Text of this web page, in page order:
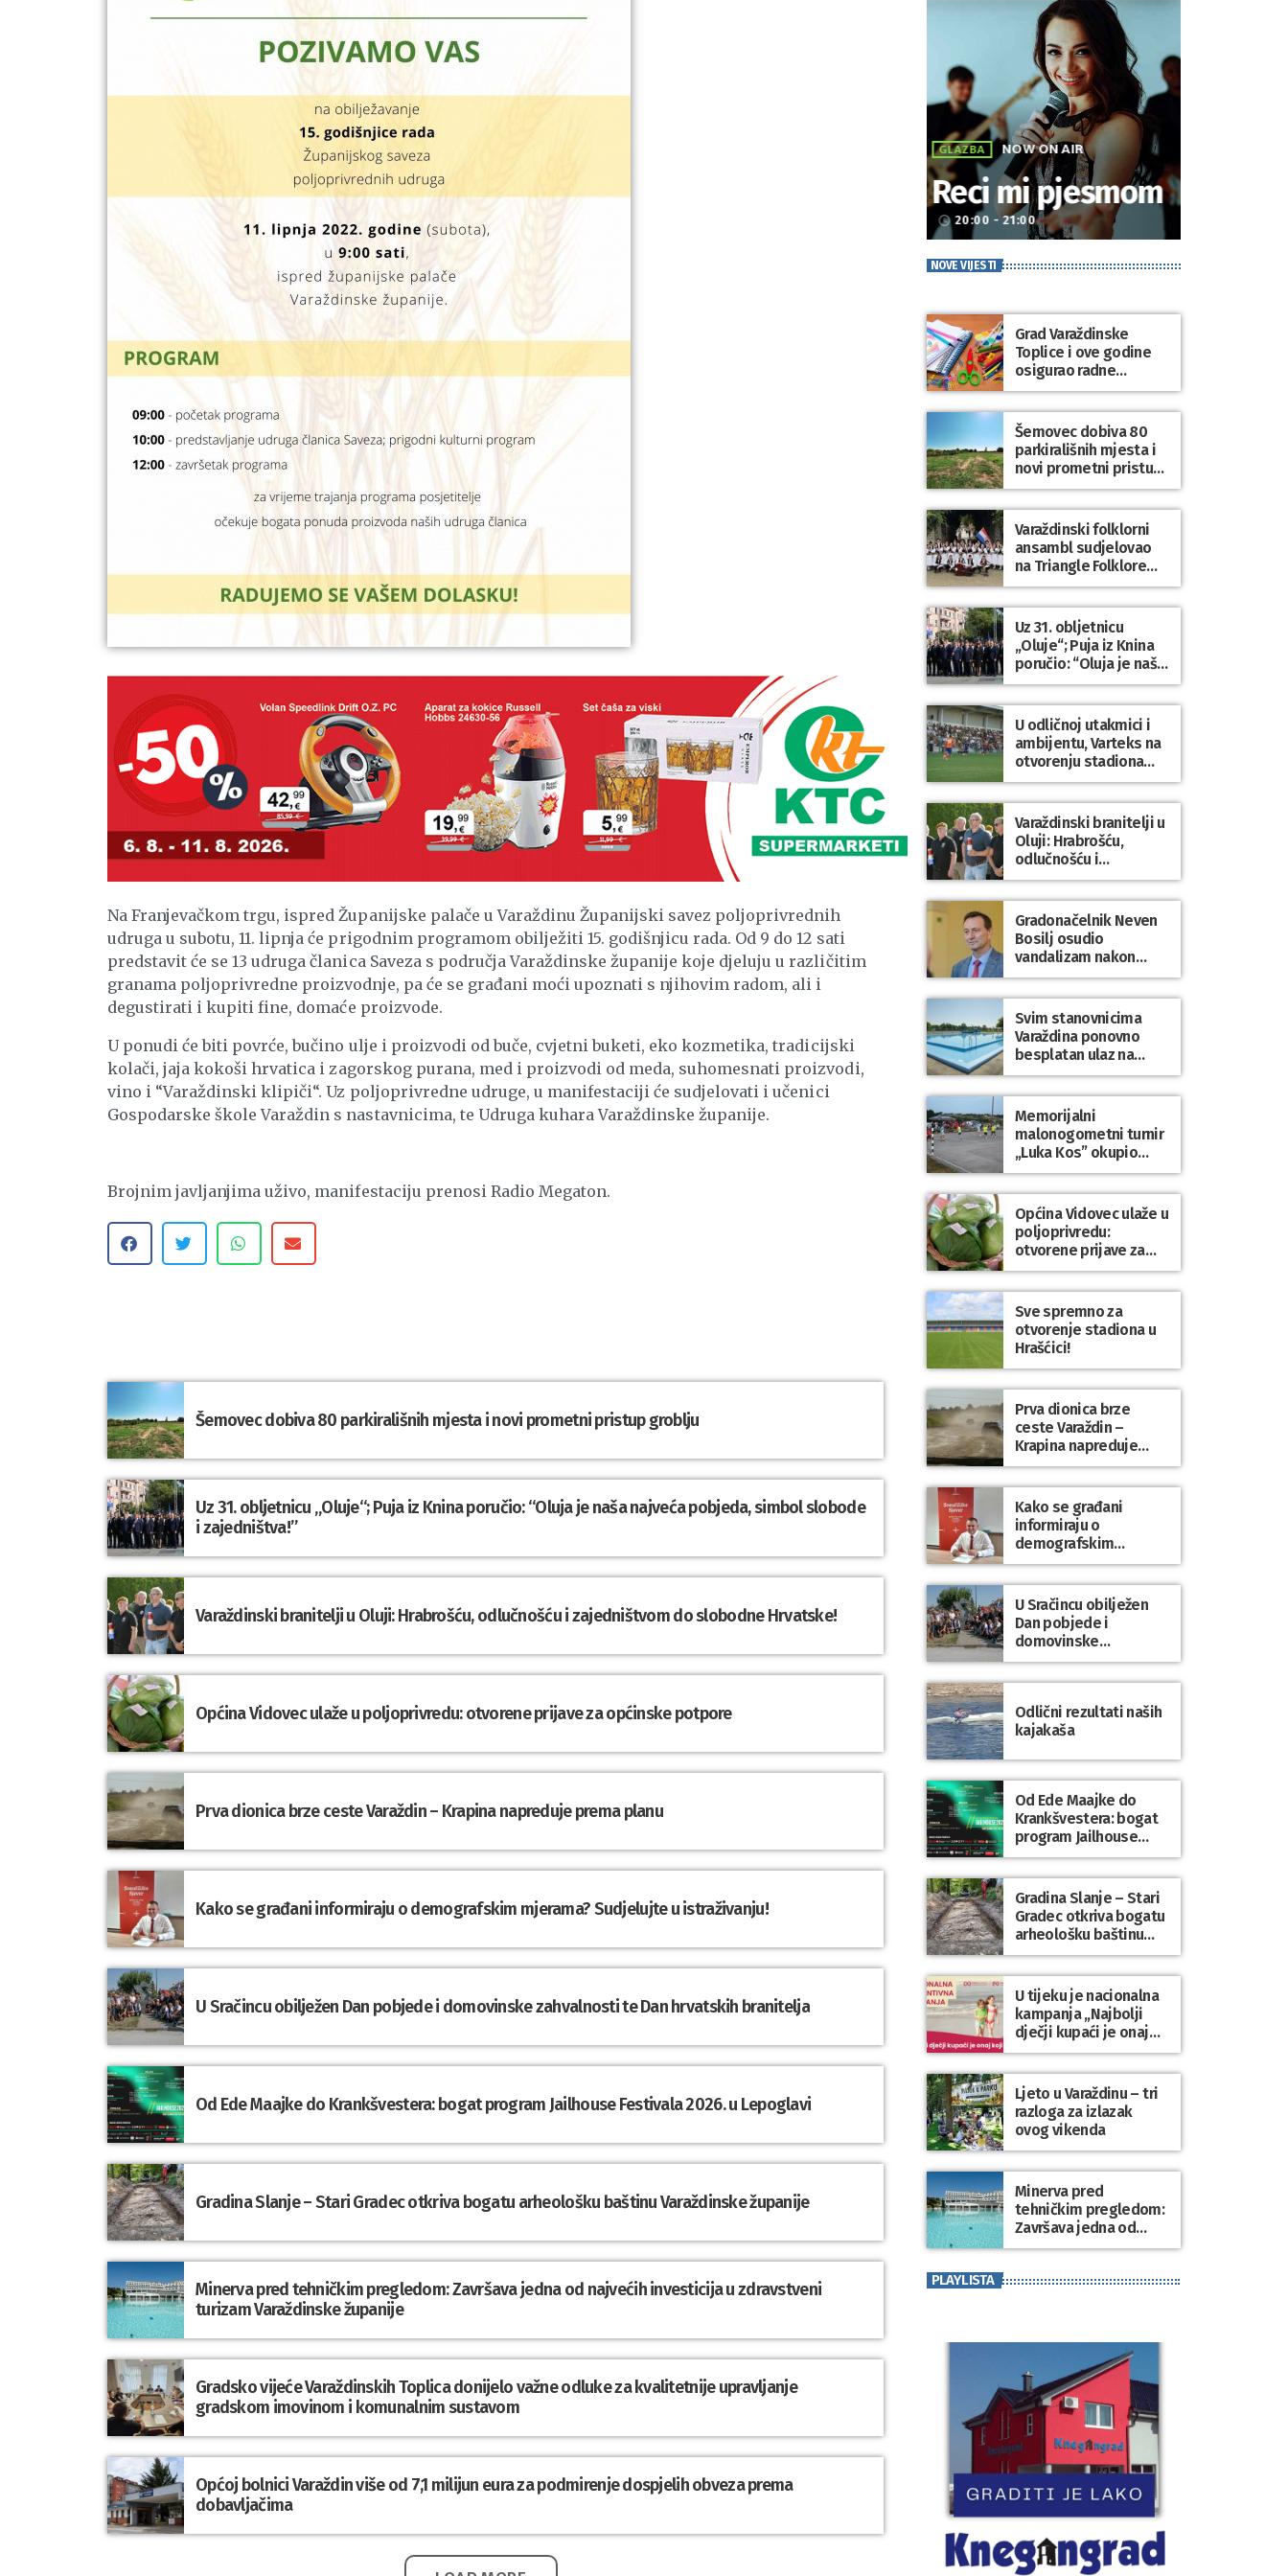
Na Franjevačkom trgu, ispred Županijske palače u Varaždinu Županijski savez poljoprivrednih
udruga u subotu, 11. lipnja će prigodnim programom obilježiti 15. godišnjicu rada. Od 9 do 12 sati
predstavit će se 13 udruga članica Saveza s područja Varaždinske županije koje djeluju u različitim
granama poljoprivredne proizvodnje, pa će se građani moći upoznati s njihovim radom, ali i
degustirati i kupiti fine, domaće proizvode.
U ponudi će biti povrće, bučino ulje i proizvodi od buče, cvjetni buketi, eko kozmetika, tradicijski
kolači, jaja kokoši hrvatica i zagorskog purana, med i proizvodi od meda, suhomesnati proizvodi,
vino i “Varaždinski klipiči“. Uz poljoprivredne udruge, u manifestaciji će sudjelovati i učenici
Gospodarske škole Varaždin s nastavnicima, te Udruga kuhara Varaždinske županije.
Brojnim javljanjima uživo, manifestaciju prenosi Radio Megaton.
Šemovec dobiva 80 parkirališnih mjesta i novi prometni pristup groblju
Uz 31. obljetnicu „Oluje“; Puja iz Knina poručio: “Oluja je naša najveća pobjeda, simbol slobode
i zajedništva!”
Varaždinski branitelji u Oluji: Hrabrošću, odlučnošću i zajedništvom do slobodne Hrvatske!
Općina Vidovec ulaže u poljoprivredu: otvorene prijave za općinske potpore
Prva dionica brze ceste Varaždin – Krapina napreduje prema planu
Kako se građani informiraju o demografskim mjerama? Sudjelujte u istraživanju!
U Sračincu obilježen Dan pobjede i domovinske zahvalnosti te Dan hrvatskih branitelja
Od Ede Maajke do Krankšvestera: bogat program Jailhouse Festivala 2026. u Lepoglavi
Gradina Slanje – Stari Gradec otkriva bogatu arheološku baštinu Varaždinske županije
Minerva pred tehničkim pregledom: Završava jedna od najvećih investicija u zdravstveni
turizam Varaždinske županije
Gradsko vijeće Varaždinskih Toplica donijelo važne odluke za kvalitetnije upravljanje
gradskom imovinom i komunalnim sustavom
Općoj bolnici Varaždin više od 7,1 milijun eura za podmirenje dospjelih obveza prema
dobavljačima
GLAZBA NOW ON AIR
Reci mi pjesmom
access_time 20:00 - 21:00
NOVE VIJESTI
Grad Varaždinske
Toplice i ove godine
osigurao radne
bilježnice i dodatni
obrazovni materijal za
sve osnovnoškolce
Šemovec dobiva 80
parkirališnih mjesta i
novi prometni pristup
groblju
Varaždinski folklorni
ansambl sudjelovao
na Triangle Folklore
Festivalu u Danskoj
Uz 31. obljetnicu
„Oluje“; Puja iz Knina
poručio: “Oluja je naša
najveća pobjeda,
simbol slobode i
zajedništva!”
U odličnoj utakmici i
ambijentu, Varteks na
otvorenju stadiona
odigrao 1:1 s
Mariborom
Varaždinski branitelji u
Oluji: Hrabrošću,
odlučnošću i
zajedništvom do
slobodne Hrvatske!
Gradonačelnik Neven
Bosilj osudio
vandalizam nakon
utakmice NK Varaždin
– HNK Hajduk Split
Svim stanovnicima
Varaždina ponovno
besplatan ulaz na
Gradske bazene i
Gradsko kupalište na
Dravi
Memorijalni
malonogometni turnir
„Luka Kos” okupio
brojne ekipe i
posjetitelje u Sudovcu
Općina Vidovec ulaže u
poljoprivredu:
otvorene prijave za
općinske potpore
Sve spremno za
otvorenje stadiona u
Hrašćici!
Prva dionica brze
ceste Varaždin –
Krapina napreduje
prema planu
Kako se građani
informiraju o
demografskim
mjerama? Sudjelujte u
istraživanju!
U Sračincu obilježen
Dan pobjede i
domovinske
zahvalnosti te Dan
hrvatskih branitelja
Odlični rezultati naših
kajakaša
Od Ede Maajke do
Krankšvestera: bogat
program Jailhouse
Festivala 2026. u
Lepoglavi
Gradina Slanje – Stari
Gradec otkriva bogatu
arheološku baštinu
Varaždinske županije
U tijeku je nacionalna
kampanja „Najbolji
dječji kupaći je onaj
koji se nosi“
Ljeto u Varaždinu – tri
razloga za izlazak
ovog vikenda
Minerva pred
tehničkim pregledom:
Završava jedna od
najvećih investicija u
Varaždinske županije
PLAYLISTA